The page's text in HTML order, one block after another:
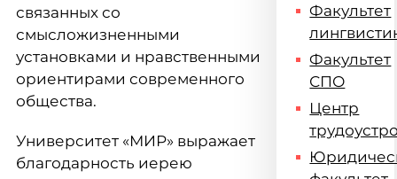
связанных со
смысложизненными
установками и нравственными
ориентирами современного
общества.
Университет «МИР» выражает
благодарность иерею
Факультет
Факультет
СПО
Центр